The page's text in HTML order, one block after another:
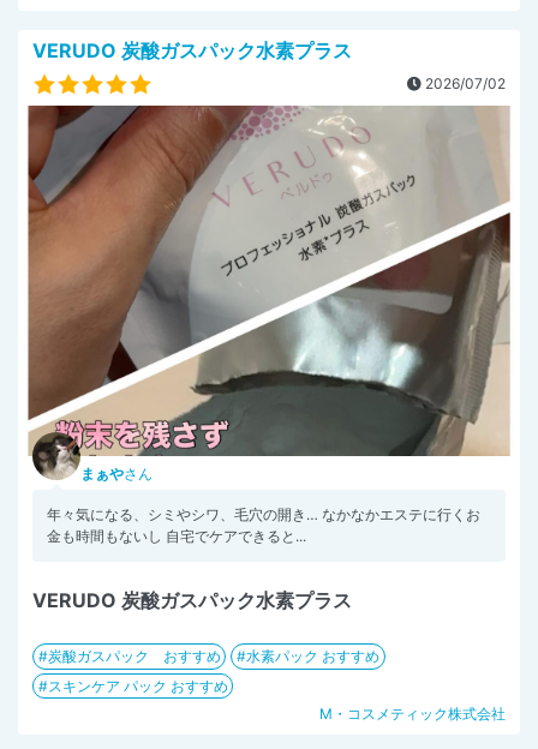
VERUDO 炭酸ガスパック水素プラス
2026/07/02
まぁやさん
年々気になる、シミやシワ、毛穴の開き… なかなかエステに行くお
金も時間もないし 自宅でケアできると...
VERUDO 炭酸ガスパック水素プラス
炭酸ガスパック おすすめ
水素パック おすすめ
スキンケア パック おすすめ
M・コスメティック株式会社